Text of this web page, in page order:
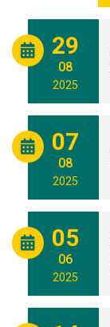
29
08
2025
07
08
2025
05
06
2025